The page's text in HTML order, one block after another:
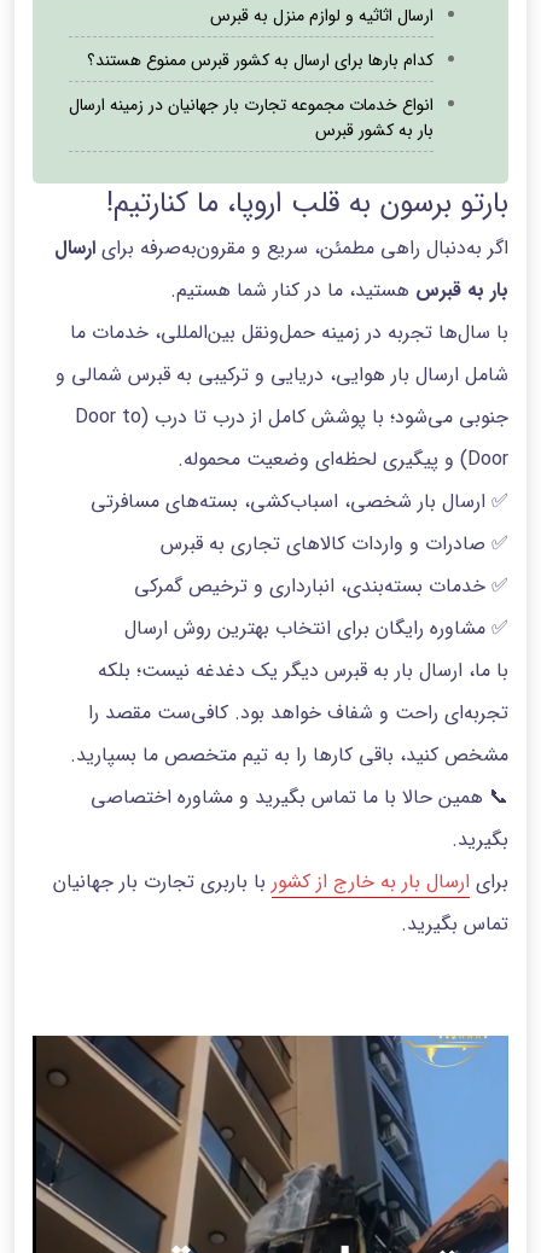
ارسال اثاثیه و لوازم منزل به قبرس
کدام بارها برای ارسال به کشور قبرس ممنوع هستند؟
انواع خدمات مجموعه تجارت بار جهانیان در زمینه ارسال
بار به کشور قبرس
بارتو برسون به قلب اروپا، ما کنارتیم!
اگر به‌دنبال راهی مطمئن، سریع و مقرون‌به‌صرفه برای ارسال
بار به قبرس هستید، ما در کنار شما هستیم.
با سال‌ها تجربه در زمینه حمل‌ونقل بین‌المللی، خدمات ما
شامل ارسال بار هوایی، دریایی و ترکیبی به قبرس شمالی و
جنوبی می‌شود؛ با پوشش کامل از درب تا درب (Door to
Door) و پیگیری لحظه‌ای وضعیت محموله.
✅ ارسال بار شخصی، اسباب‌کشی، بسته‌های مسافرتی
✅ صادرات و واردات کالاهای تجاری به قبرس
✅ خدمات بسته‌بندی، انبارداری و ترخیص گمرکی
✅ مشاوره رایگان برای انتخاب بهترین روش ارسال
با ما، ارسال بار به قبرس دیگر یک دغدغه نیست؛ بلکه
تجربه‌ای راحت و شفاف خواهد بود. کافی‌ست مقصد را
مشخص کنید، باقی کارها را به تیم متخصص ما بسپارید.
📞 همین حالا با ما تماس بگیرید و مشاوره اختصاصی
بگیرید.
برای ارسال بار به خارج از کشور با باربری تجارت بار جهانیان
تماس بگیرید.